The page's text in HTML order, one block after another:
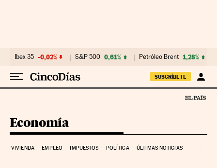
Ibex 35 -0,02% S&P 500 0,61% Petróleo Brent 1,28%
SUSCRÍBETE
Economía
VIVIENDA EMPLEO IMPUESTOS POLÍTICA ÚLTIMAS NOTICIAS